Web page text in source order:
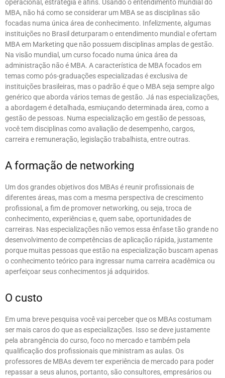
operacional, estratégia e afins. Usando o entendimento mundial do
MBA, não há como se considerar um MBA se as disciplinas são
focadas numa única área de conhecimento. Infelizmente, algumas
instituições no Brasil deturparam o entendimento mundial e ofertam
MBA em Marketing que não possuem disciplinas amplas de gestão.
Na visão mundial, um curso focado numa única área da
administração não é MBA. A característica de MBA focados em
temas como pós-graduações especializadas é exclusiva de
instituições brasileiras, mas o padrão é que o MBA seja sempre algo
genérico que aborda vários temas de gestão. Já nas especializações,
a abordagem é detalhada, esmiuçando determinada área, como a
gestão de pessoas. Numa especialização em gestão de pessoas,
você tem disciplinas como avaliação de desempenho, cargos,
carreira e remuneração, legislação trabalhista, entre outras.
A formação de networking
Um dos grandes objetivos dos MBAs é reunir profissionais de
diferentes áreas, mas com a mesma perspectiva de crescimento
profissional, a fim de promover networking, ou seja, troca de
conhecimento, experiências e, quem sabe, oportunidades de
carreiras. Nas especializações não vemos essa ênfase tão grande no
desenvolvimento de competências de aplicação rápida, justamente
porque muitas pessoas que estão na especialização buscam apenas
o conhecimento teórico para ingressar numa carreira acadêmica ou
aperfeiçoar seus conhecimentos já adquiridos.
O custo
Em uma breve pesquisa você vai perceber que os MBAs costumam
ser mais caros do que as especializações. Isso se deve justamente
pela abrangência do curso, foco no mercado e também pela
qualificação dos profissionais que ministram as aulas. Os
professores de MBAs devem ter experiência de mercado para poder
repassar a seus alunos, portanto, são consultores, empresários ou